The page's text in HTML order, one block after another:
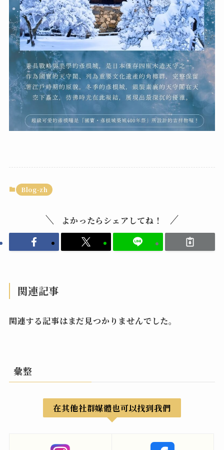
Blog-zh
よかったらシェアしてね！
関連記事
関連する記事はまだ見つかりませんでした。
彙整
在其他社群媒體也可以找到我們